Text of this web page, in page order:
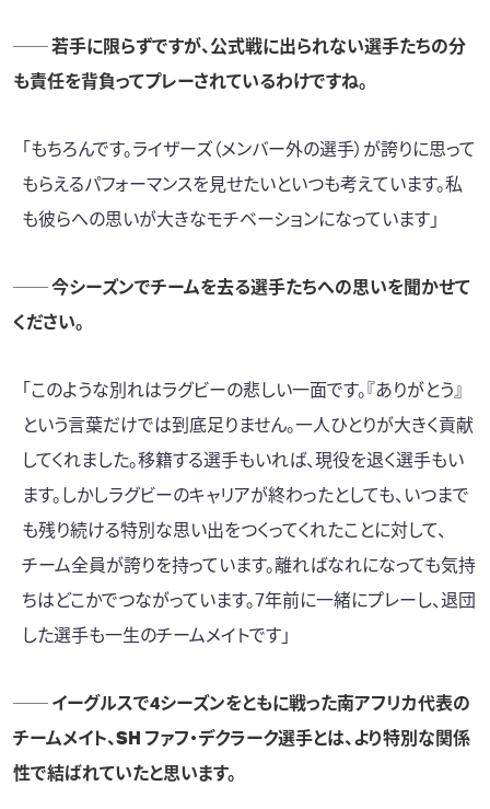
── 若手に限らずですが、公式戦に出られない選手たちの分
も責任を背負ってプレーされているわけですね。
「もちろんです。ライザーズ（メンバー外の選手）が誇りに思って
もらえるパフォーマンスを見せたいといつも考えています。私
も彼らへの思いが大きなモチベーションになっています」
── 今シーズンでチームを去る選手たちへの思いを聞かせて
ください。
「このような別れはラグビーの悲しい一面です。『ありがとう』
という言葉だけでは到底足りません。一人ひとりが大きく貢献
してくれました。移籍する選手もいれば、現役を退く選手もい
ます。しかしラグビーのキャリアが終わったとしても、いつまで
も残り続ける特別な思い出をつくってくれたことに対して、
チーム全員が誇りを持っています。離ればなれになっても気持
ちはどこかでつながっています。7年前に一緒にプレーし、退団
した選手も一生のチームメイトです」
── イーグルスで4シーズンをともに戦った南アフリカ代表の
チームメイト、SH ファフ・デクラーク選手とは、より特別な関係
性で結ばれていたと思います。